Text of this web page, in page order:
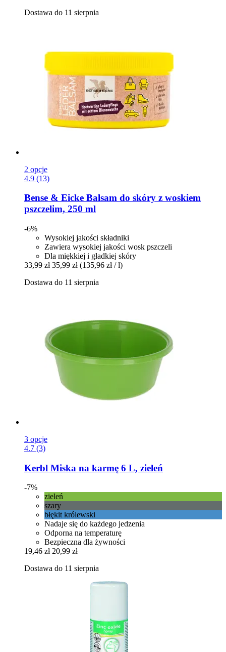
Dostawa do 11 sierpnia
2 opcje
4.9 (13)
Bense & Eicke Balsam do skóry z woskiem
pszczelim, 250 ml
-6%
Wysokiej jakości składniki
Zawiera wysokiej jakości wosk pszczeli
Dla miękkiej i gładkiej skóry
33,99 zł 35,99 zł (135,96 zł / l)
Dostawa do 11 sierpnia
3 opcje
4.7 (3)
Kerbl Miska na karmę 6 L, zieleń
-7%
zieleń
szary
błękit królewski
Nadaje się do każdego jedzenia
Odporna na temperaturę
Bezpieczna dla żywności
19,46 zł 20,99 zł
Dostawa do 11 sierpnia